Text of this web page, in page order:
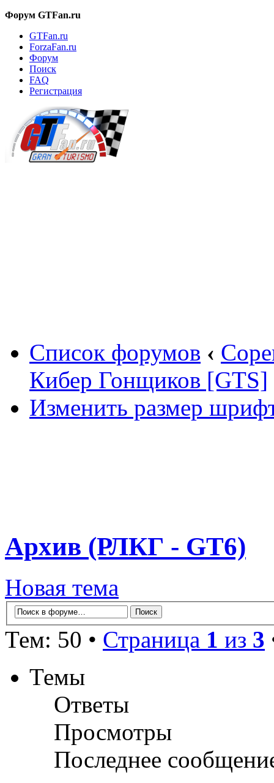
Форум GTFan.ru
GTFan.ru
ForzaFan.ru
Форум
Поиск
FAQ
Регистрация
Список форумов ‹
Кибер Гонщиков [GTS]
Изменить размер
Архив (РЛКГ - GT6)
Новая тема
Тем: 50 • Страница 1 из 3
Темы
Ответы
Просмотры
Последнее